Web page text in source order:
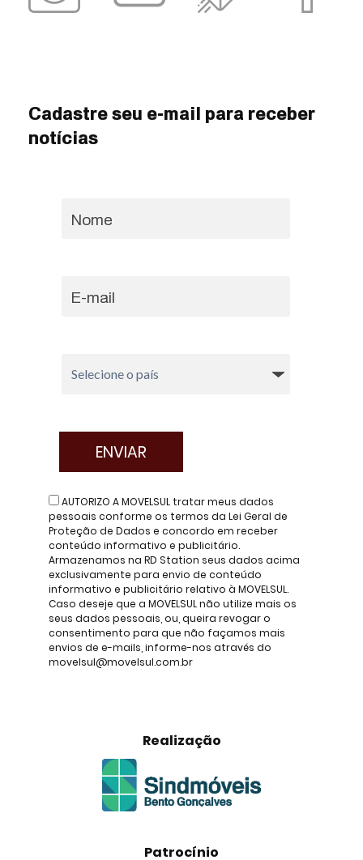
Cadastre seu e-mail para receber
notícias
AUTORIZO A MOVELSUL tratar meus dados
pessoais conforme os termos da Lei Geral de
Proteção de Dados e concordo em receber
conteúdo informativo e publicitário.
Armazenamos na RD Station seus dados acima
exclusivamente para envio de conteúdo
informativo e publicitário relativo à MOVELSUL.
Caso deseje que a MOVELSUL não utilize mais os
seus dados pessoais, ou, queira revogar o
consentimento para que não façamos mais
envios de e-mails, informe-nos através do
movelsul@movelsul.com.br
Realização
Patrocínio